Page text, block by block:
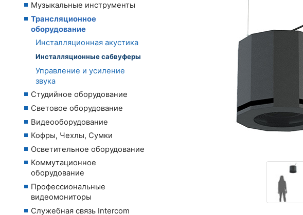
Музыкальные инструменты
Трансляционное
оборудование
Инсталляционная акустика
Инсталляционные сабвуферы
Управление и усиление
звука
Студийное оборудование
Световое оборудование
Видеооборудование
Кофры, Чехлы, Сумки
Осветительное оборудование
Коммутационное
оборудование
Профессиональные
видеомониторы
Служебная связь Intercom